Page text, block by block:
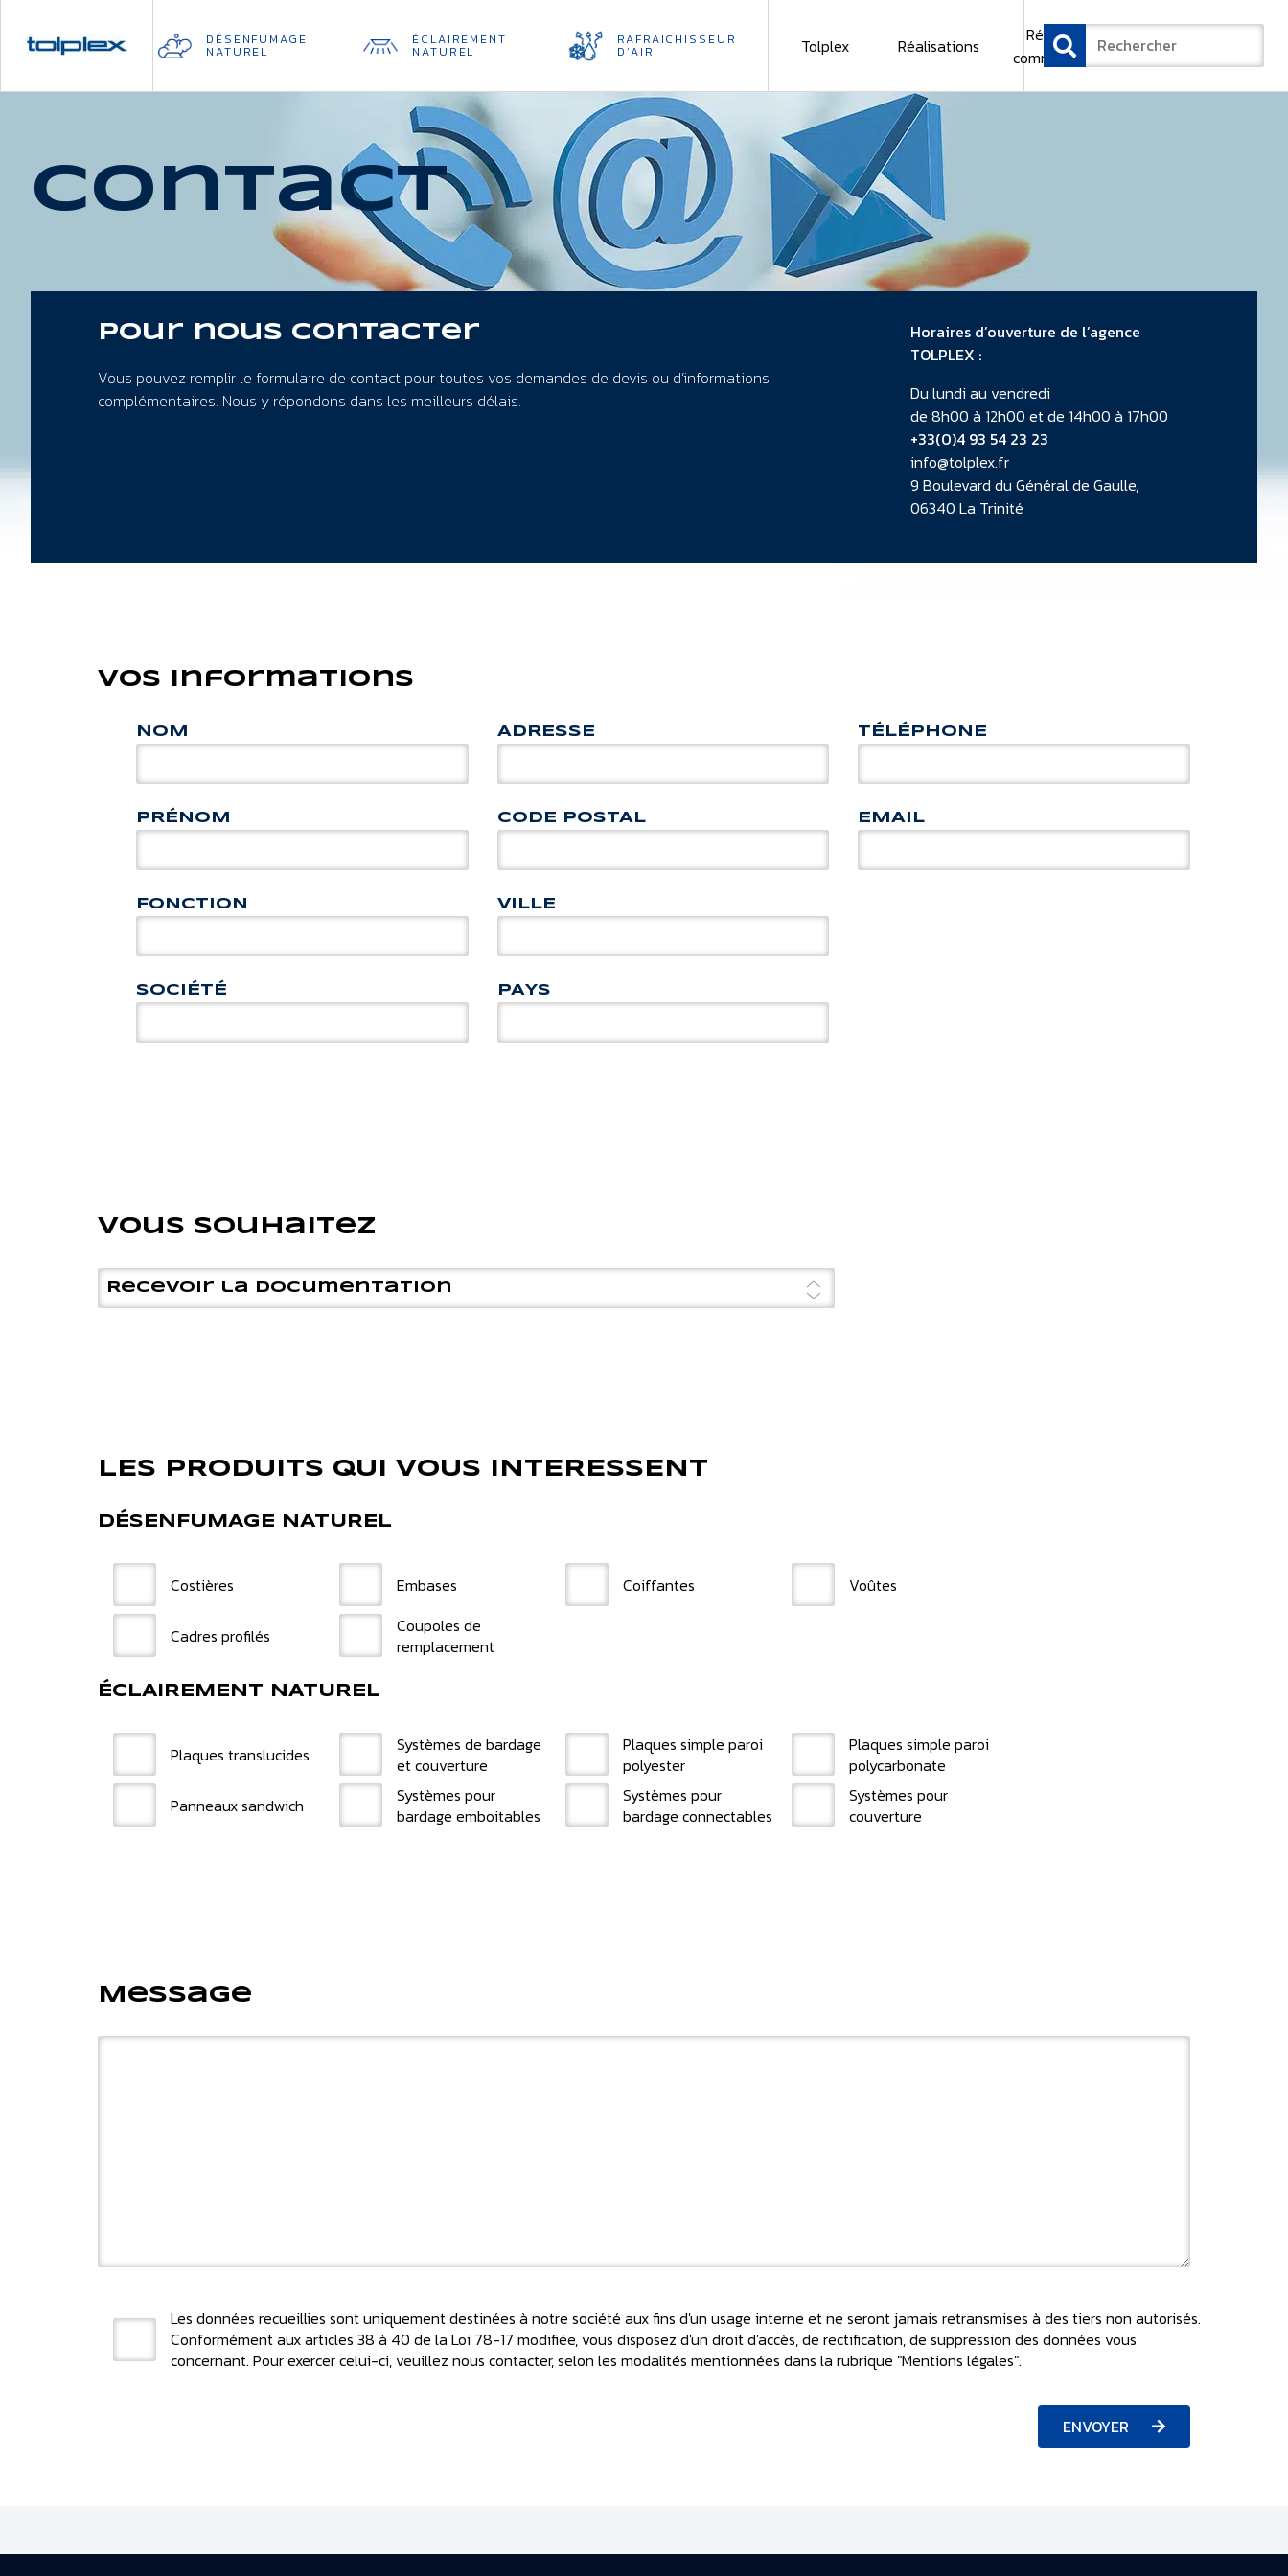
DÉSENFUMAGE
NATUREL
ÉCLAIREMENT
NATUREL
RAFRAICHISSEUR
D’AIR Tolplex Réalisations
Réseau
commercial
Contact
Contact
Pour nous contacter
Vous pouvez remplir le formulaire de contact pour toutes vos demandes de devis ou d’informations
complémentaires. Nous y répondons dans les meilleurs délais.
Horaires d’ouverture de l’agence
TOLPLEX :
Du lundi au vendredi
de 8h00 à 12h00 et de 14h00 à 17h00
+33(0)4 93 54 23 23
info@tolplex.fr
9 Boulevard du Général de Gaulle,
06340 La Trinité
Vos informations
NOM
PRÉNOM
FONCTION
SOCIÉTÉ
ADRESSE
CODE POSTAL
VILLE
PAYS
TÉLÉPHONE
EMAIL
Vous souhaitez
LES PRODUITS QUI VOUS INTERESSENT
DÉSENFUMAGE NATUREL
Costières Embases Coiffantes Voûtes
Cadres profilés
Coupoles de
remplacement
ÉCLAIREMENT NATUREL
Plaques translucides
Systèmes de bardage
et couverture
Plaques simple paroi
polyester
Plaques simple paroi
polycarbonate
Panneaux sandwich
Systèmes pour
bardage emboitables
Systèmes pour
bardage connectables
Systèmes pour
couverture
Message
Les données recueillies sont uniquement destinées à notre société aux fins d'un usage interne et ne seront jamais retransmises à des tiers non autorisés.
Conformément aux articles 38 à 40 de la Loi 78-17 modifiée, vous disposez d'un droit d'accès, de rectification, de suppression des données vous
concernant. Pour exercer celui-ci, veuillez nous contacter, selon les modalités mentionnées dans la rubrique "Mentions légales".
ENVOYER